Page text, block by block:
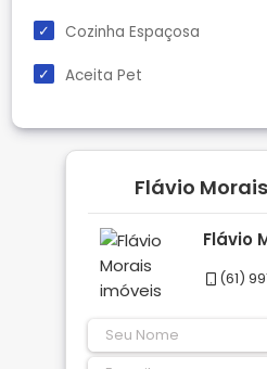
Cozinha Espaçosa
Aceita Pet
Flávio
Flávio
(61)